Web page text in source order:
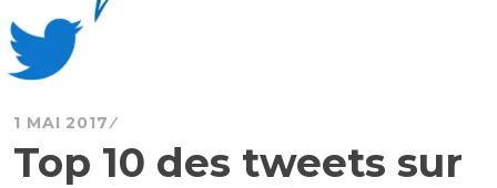
1 MAI 2017
Top 10 des tweets sur